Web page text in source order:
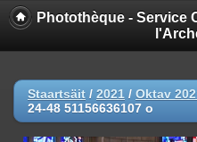
Photothèque - Service
Staartsäit / 2021 / Oktav
24-48 51156636107 o